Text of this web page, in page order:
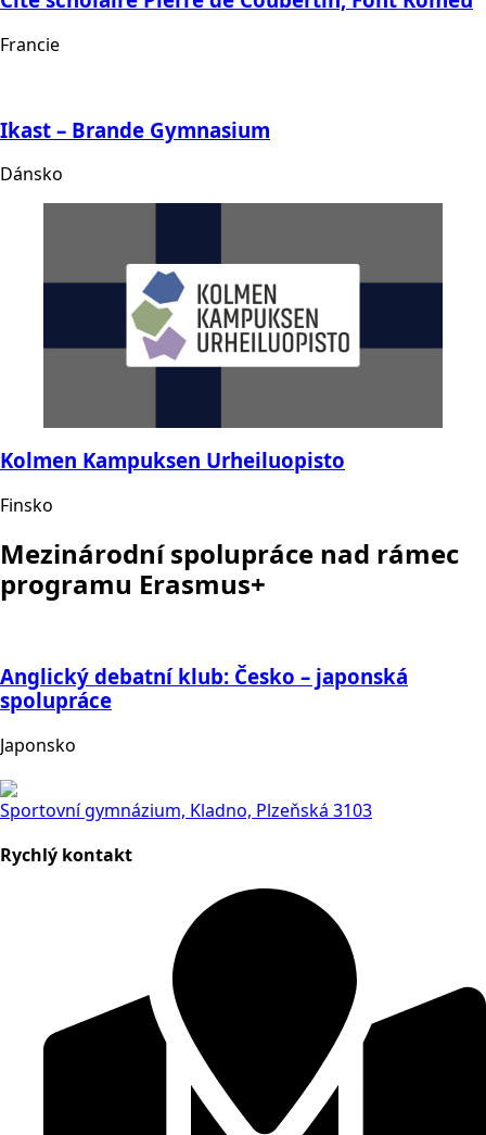
Francie
Ikast – Brande Gymnasium
Dánsko
Kolmen Kampuksen Urheiluopisto
Finsko
Mezinárodní spolupráce nad rámec
programu Erasmus+
Anglický debatní klub: Česko – japonská
spolupráce
Japonsko
Sportovní gymnázium, Kladno, Plzeňská 3103
Rychlý kontakt